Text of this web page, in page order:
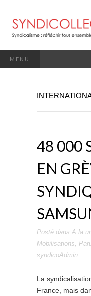
MENU
48 000
EN
Posté dans A la
Mobilisations,
syndicoAdmin.
La
France, mais